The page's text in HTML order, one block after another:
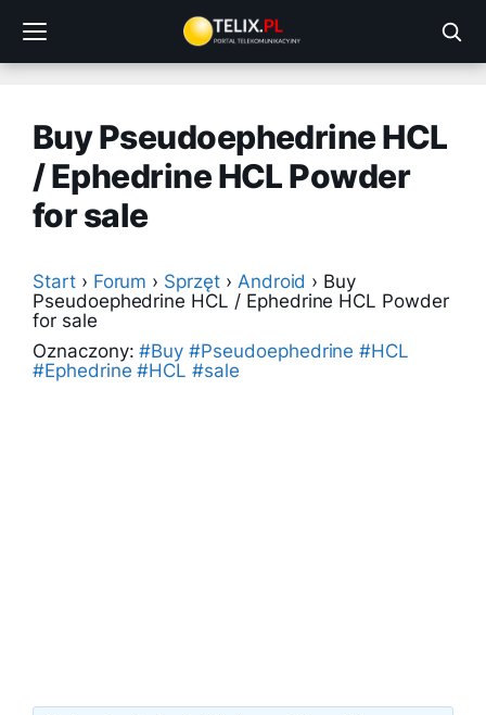
treści
Buy Pseudoephedrine HCL
/ Ephedrine HCL Powder
for sale
Start › Forum › Sprzęt › Android › Buy
Pseudoephedrine HCL / Ephedrine HCL Powder
for sale
Oznaczony:#Buy #Pseudoephedrine #HCL
#Ephedrine #HCL #sale